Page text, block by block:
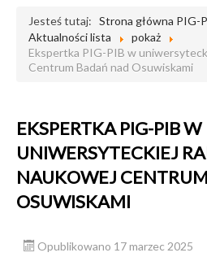
Jesteś tutaj: Strona główna PIG-
Aktualności lista
pokaż
Ekspertka PIG-PIB w
Centrum Badań nad Osuwiskami
EKSPERTKA PIG-PIB W
UNIWERSYTECKIEJ
NAUKOWEJ
OSUWISKAMI
Opublikowano 17 marzec 2025